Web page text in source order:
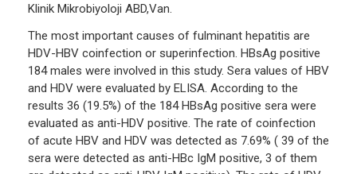
Klinik Mikrobiyoloji ABD,Van.
The most important causes of fulminant hepatitis are
HDV-HBV coinfection or superinfection. HBsAg positive
184 males were involved in this study. Sera values of HBV
and HDV were evaluated by ELISA. According to the
results 36 (19.5%) of the 184 HBsAg positive sera were
evaluated as anti-HDV positive. The rate of coinfection
of acute HBV and HDV was detected as 7.69% ( 39 of the
sera were detected as anti-HBc IgM positive, 3 of them